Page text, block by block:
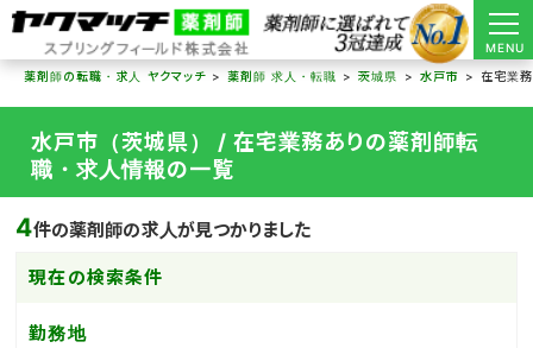
MENU
薬剤師の転職・求人 ヤクマッチ
薬剤師 求人・転職 茨城県 水戸市 在宅業
水戸市（茨城県） / 在宅業務ありの薬剤師転
職・求人情報の一覧
4件の薬剤師の求人が見つかりました
現在の検索条件
勤務地